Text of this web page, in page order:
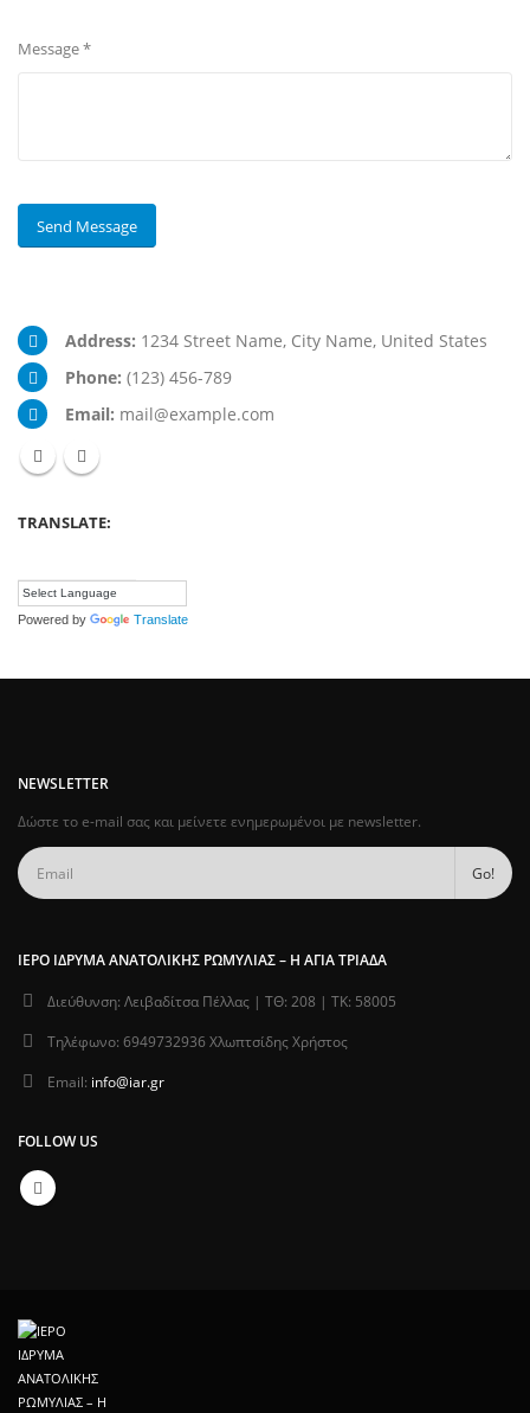
Message *
Address: 1234 Street Name, City Name, United States
Phone: (123) 456-789
Email: mail@example.com
TRANSLATE:
Powered by Translate
NEWSLETTER
Δώστε το e-mail σας και μείνετε ενημερωμένοι με newsletter.
ΙΕΡΌ ΊΔΡΥΜΑ ΑΝΑΤΟΛΙΚΉΣ ΡΩΜΥΛΊΑΣ – Η ΑΓΊΑ ΤΡΙΆΔΑ
Διεύθυνση: Λειβαδίτσα Πέλλας | ΤΘ: 208 | ΤΚ: 58005
Τηλέφωνο: 6949732936 Χλωπτσίδης Χρήστος
Email: info@iar.gr
FOLLOW US